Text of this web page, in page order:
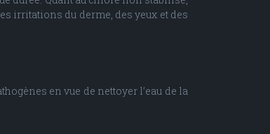
irritations du derme, des yeux et des
en vue de nettoyer l’eau de la